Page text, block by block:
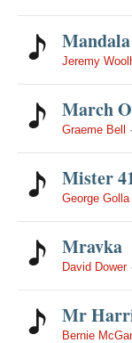
Mandala
Jeremy
March
Graeme Bell ·
Mister
George Golla
Mravka
David Dower·
Mr
Bernie